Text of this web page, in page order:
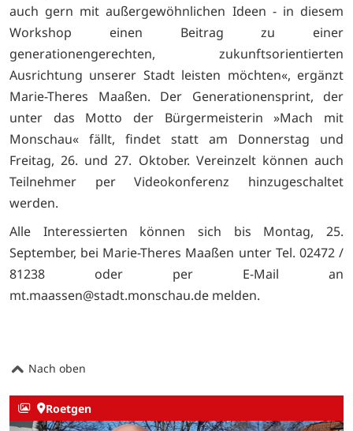
auch gern mit außergewöhnlichen Ideen - in diesem
Workshop einen Beitrag zu einer
generationengerechten, zukunftsorientierten
Ausrichtung unserer Stadt leisten möchten«, ergänzt
Marie-Theres Maaßen. Der Generationensprint, der
unter das Motto der Bürgermeisterin »Mach mit
Monschau« fällt, findet statt am Donnerstag und
Freitag, 26. und 27. Oktober. Vereinzelt können auch
Teilnehmer per Videokonferenz hinzugeschaltet
werden.
Alle Interessierten können sich bis Montag, 25.
September, bei Marie-Theres Maaßen unter Tel. 02472 /
81238 oder per E-Mail an
mt.maassen@stadt.monschau.de melden.
Nach oben
Roetgen